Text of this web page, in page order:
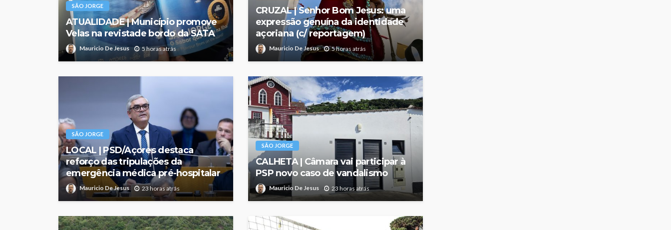
SÃO JORGE
ATUALIDADE | Município promove
Velas na revistade bordo da SATA
Mauricio De Jesus 5 horas atrás
CRUZAL | Senhor Bom Jesus: uma
expressão genuína da identidade
açoriana (c/ reportagem)
Mauricio De Jesus 5 horas atrás
SÃO JORGE
LOCAL | PSD/Açores destaca
reforço das tripulações da
emergência médica pré-hospitalar
Mauricio De Jesus 23 horas atrás
SÃO JORGE
CALHETA | Câmara vai participar à
PSP novo caso de vandalismo
Mauricio De Jesus 23 horas atrás